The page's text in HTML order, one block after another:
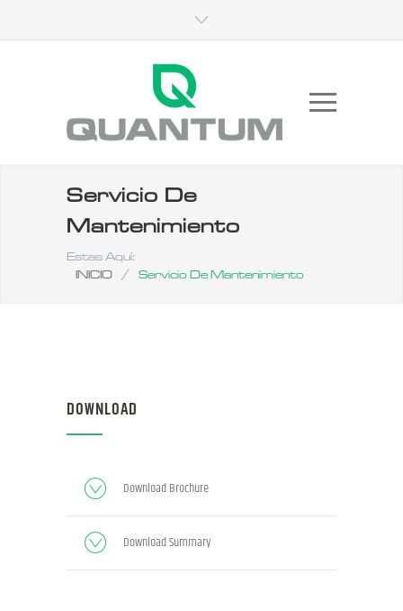
Servicio De
Mantenimiento
Estas Aquí:
INICIO
/ Servicio De Mantenimiento
DOWNLOAD
Download Brochure
Download Summary